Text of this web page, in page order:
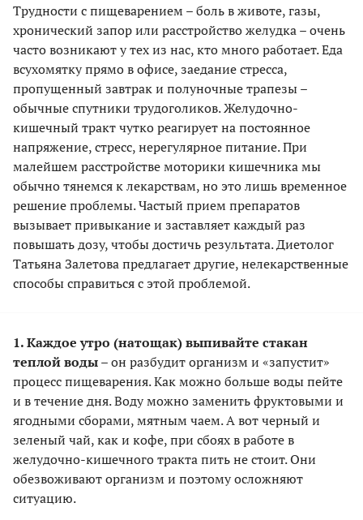
Трудности с пищеварением – боль в животе, газы,
хронический запор или расстройство желудка – очень
часто возникают у тех из нас, кто много работает. Еда
всухомятку прямо в офисе, заедание стресса,
пропущенный завтрак и полуночные трапезы –
обычные спутники трудоголиков. Желудочно-
кишечный тракт чутко реагирует на постоянное
напряжение, стресс, нерегулярное питание. При
малейшем расстройстве моторики кишечника мы
обычно тянемся к лекарствам, но это лишь временное
решение проблемы. Частый прием препаратов
вызывает привыкание и заставляет каждый раз
повышать дозу, чтобы достичь результата. Диетолог
Татьяна Залетова предлагает другие, нелекарственные
способы справиться с этой проблемой.
1. Каждое утро (натощак) выпивайте стакан
теплой воды– он разбудит организм и «запустит»
процесс пищеварения. Как можно больше воды пейте
и в течение дня. Воду можно заменить фруктовыми и
ягодными сборами, мятным чаем. А вот черный и
зеленый чай, как и кофе, при сбоях в работе в
желудочно-кишечного тракта пить не стоит. Они
обезвоживают организм и поэтому осложняют
ситуацию.